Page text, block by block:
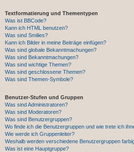
Textformatierung und Thementypen
Was ist BBCode?
Kann ich HTML benutzen?
Was sind Smilies?
Kann ich Bilder in meine Beiträge einfügen?
Was sind globale Bekanntmachungen?
Was sind Bekanntmachungen?
Was sind wichtige Themen?
Was sind geschlossene Themen?
Was sind Themen-Symbole?
Benutzer-Stufen und Gruppen
Was sind Administratoren?
Was sind Moderatoren?
Was sind Benutzergruppen?
Wo finde ich die Benutzergruppen und wie trete ich
Wie werde ich Gruppenleiter?
Weshalb werden verschiedene Benutzergruppen
Was ist eine Hauptgruppe?